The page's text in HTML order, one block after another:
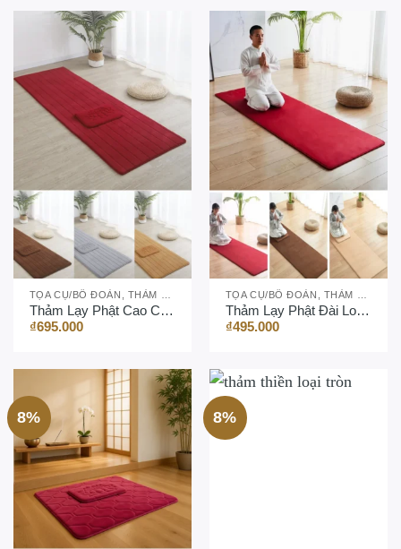
Thảm Lạy Phật Cao Cấp – 5 Màu
₫695.000
Thảm Lạy Phật Đài Loan, Loại Trơn, Kích Thước 60 * 200cm
₫495.000
8% 8%